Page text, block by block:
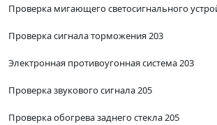
Проверка мигающего светосигнального
Проверка сигнала торможения 203
Электронная противоугонная система 203
Проверка звукового сигнала 205
Проверка обогрева заднего стекла 205